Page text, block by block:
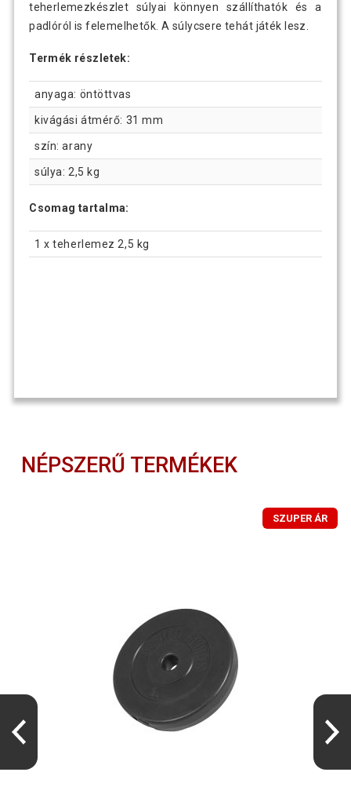
teherlemezkészlet súlyai ​​könnyen szállíthatók és a
padlóról is felemelhetők. A súlycsere tehát játék lesz.
Termék részletek:
anyaga: öntöttvas
kivágási átmérő: 31 mm
szín: arany
súlya: 2,5 kg
Csomag tartalma:
1 x teherlemez 2,5 kg
NÉPSZERŰ TERMÉKEK
SZUPER ÁR